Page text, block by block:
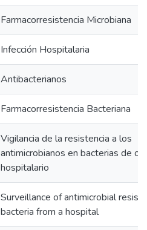
Farmacorresistencia Microbiana
Infección Hospitalaria
Antibacterianos
Farmacorresistencia Bacteriana
Vigilancia de la resistencia a los
antimicrobianos en bacterias de
hospitalario
Surveillance of antimicrobial
bacteria from a hospital